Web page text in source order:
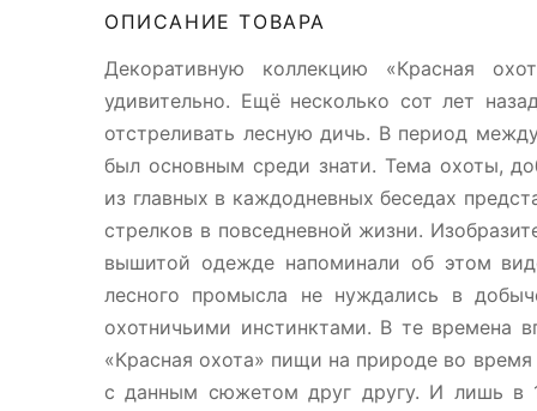
ОПИСАНИЕ ТОВАРА
Декоративную коллекцию «Красная
удивительно. Ещё несколько сот лет
отстреливать лесную дичь. В период
был основным среди знати. Тема охоты,
из главных в каждодневных беседах
стрелков в повседневной жизни.
вышитой одежде напоминали об этом
лесного промысла не нуждались в
охотничьими инстинктами. В те времена
«Красная охота» пищи на природе во
с данным сюжетом друг другу. И лишь в